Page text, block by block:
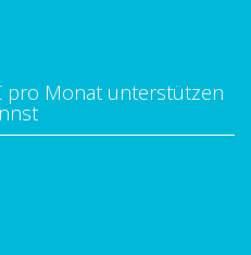
pro Monat unterstützen